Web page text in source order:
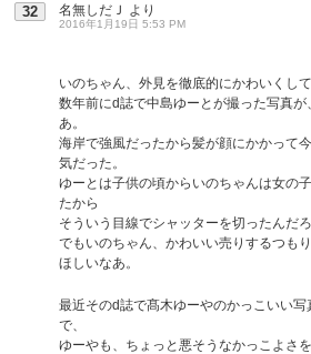
32 名無しだＪ より
2016年1月19日 5:53 PM
いのちゃん、外見を徹底的にかわいくし
数年前にd誌で中島ゆーとが撮った写真
あ。
海岸で強風だったから髪が顔にかかって
気だった。
ゆーとは子供の頃からいのちゃんは女の
たから
そういう目線でシャッターを切ったんだろ
でもいのちゃん、かわいい売りするつも
ほしいなあ。
最近そのd誌で髙木ゆーやのかっこいい
で、
ゆーやも、ちょっと悪そうなかっこよさ